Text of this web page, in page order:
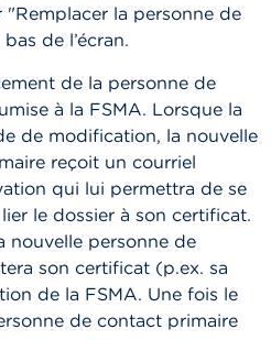
"Remplacer la personne de
de l’écran.
de la personne de
à la FSMA. Lorsque la
de modification, la nouvelle
reçoit un courriel
qui lui permettra de se
le dossier à son certificat.
nouvelle personne de
son certificat (p.ex. sa
de la FSMA. Une fois le
de contact primaire